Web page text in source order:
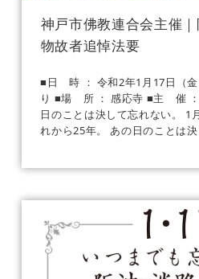
神戸市佛教連合会主催
物故者追悼法要
■日 時 ： 令和2年1月17日（
り ■場 所 ： 感応寺 ■主 催 ：
日のことは決して忘れない。 1
れから25年。 あの日のことは